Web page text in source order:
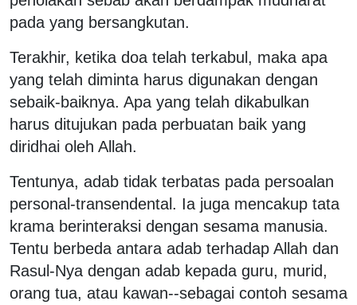
pada yang bersangkutan.
Terakhir, ketika doa telah terkabul, maka apa
yang telah diminta harus digunakan dengan
sebaik-baiknya. Apa yang telah dikabulkan
harus ditujukan pada perbuatan baik yang
diridhai oleh Allah.
Tentunya, adab tidak terbatas pada persoalan
personal-transendental. Ia juga mencakup tata
krama berinteraksi dengan sesama manusia.
Tentu berbeda antara adab terhadap Allah dan
Rasul-Nya dengan adab kepada guru, murid,
orang tua, atau kawan--sebagai contoh sesama